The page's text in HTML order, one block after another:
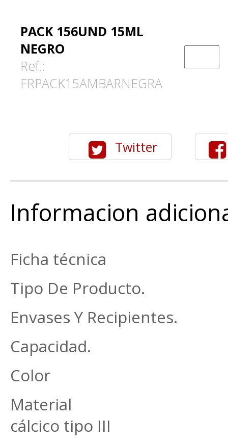
PACK 156UND 15ML
NEGRO
Ref.:
FRPACK15AMBARNEGRA
Twitter
Informacion
Ficha técnica
Tipo De Producto.
Envases Y
Capacidad.
Color
Material
cálcico tipo III